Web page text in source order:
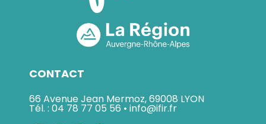
CONTACT
66 Avenue Jean Mermoz, 69008 LYON
Tél. : 04 78 77 05 56 • info@ifir.fr